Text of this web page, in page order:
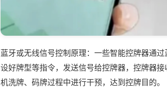
蓝牙或无线信号控制原理：一些智能控牌器通
设好牌型等指令，发送信号给控牌器，控牌器
机洗牌、码牌过程中进行干预，达到控牌目的。